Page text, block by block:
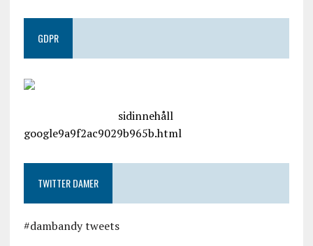
GDPR
sidinnehåll
google9a9f2ac9029b965b.html
TWITTER DAMER
#dambandy tweets